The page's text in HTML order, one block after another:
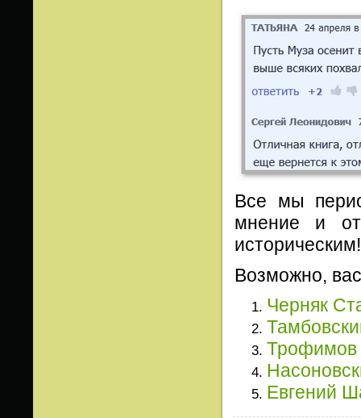
Все мы
мнение и
историческим!
Возможно,
Черняк
Евгений